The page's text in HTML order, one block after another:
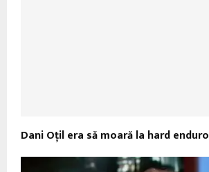
Dani Oţil era să moară la hard enduro